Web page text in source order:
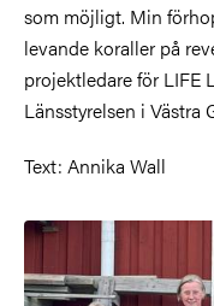
som möjligt. Min
levande koraller på
projektledare för LIFE
Länsstyrelsen i Västra
Text: Annika Wall
Bild